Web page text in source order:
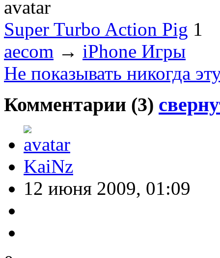
Super Turbo Action Pig 1
aecom → iPhone Игры
Не показывать никогда
Комментарии (3)
KaiNz
12 июня 2009, 01:09